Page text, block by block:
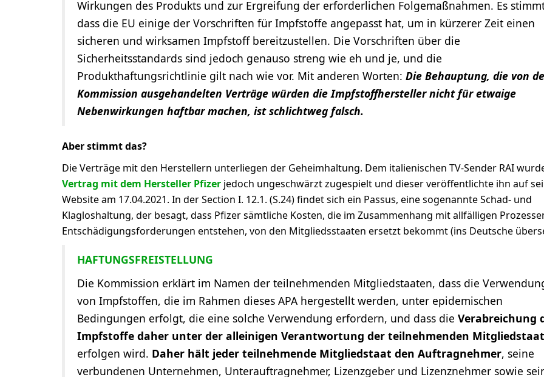
Wirkungen des Produkts und zur Ergreifung der erforderlichen Folgemaßnahmen. Es
dass die EU einige der Vorschriften für Impfstoffe angepasst hat, um in kürzerer Zeit einen
sicheren und wirksamen Impfstoff bereitzustellen. Die Vorschriften über die
Sicherheitsstandards sind jedoch genauso streng wie eh und je, und die
Produkthaftungsrichtlinie gilt nach wie vor. Mit anderen Worten: Die Behauptung, die von
Kommission ausgehandelten Verträge würden die Impfstoffhersteller nicht für etwaige
Nebenwirkungen haftbar machen, ist schlichtweg falsch.
Aber stimmt das?
Die Verträge mit den Herstellern unterliegen der Geheimhaltung. Dem italienischen TV-Sender RAI
Vertrag mit dem Hersteller Pfizer jedoch ungeschwärzt zugespielt und dieser veröffentlichte ihn auf
Website am 17.04.2021. In der Section I. 12.1. (S.24) findet sich ein Passus, eine sogenannte Schad- und
Klagloshaltung, der besagt, dass Pfizer sämtliche Kosten, die im Zusammenhang mit allfälligen
Entschädigungsforderungen entstehen, von den Mitgliedsstaaten ersetzt bekommt (ins Deutsche
HAFTUNGSFREISTELLUNG
Die Kommission erklärt im Namen der teilnehmenden Mitgliedstaaten, dass die
von Impfstoffen, die im Rahmen dieses APA hergestellt werden, unter epidemischen
Bedingungen erfolgt, die eine solche Verwendung erfordern, und dass die Verabreichung
Impfstoffe daher unter der alleinigen Verantwortung der teilnehmenden
erfolgen wird. Daher hält jeder teilnehmende Mitgliedstaat den Auftragnehmer, seine
verbundenen Unternehmen, Unterauftragnehmer, Lizenzgeber und Lizenznehmer sowie